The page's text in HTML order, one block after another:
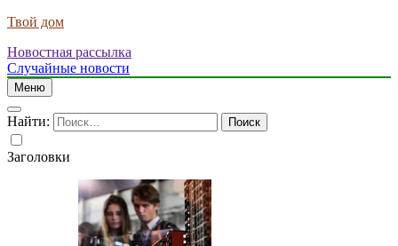
Твой дом
Новостная рассылка
Случайные новости
Меню
Найти:
Заголовки